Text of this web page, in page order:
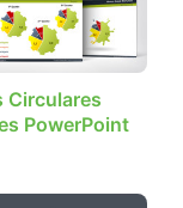
Circulares
PowerPoint